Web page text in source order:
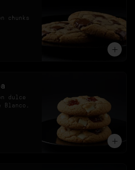
chunks
dulce
Blanco.